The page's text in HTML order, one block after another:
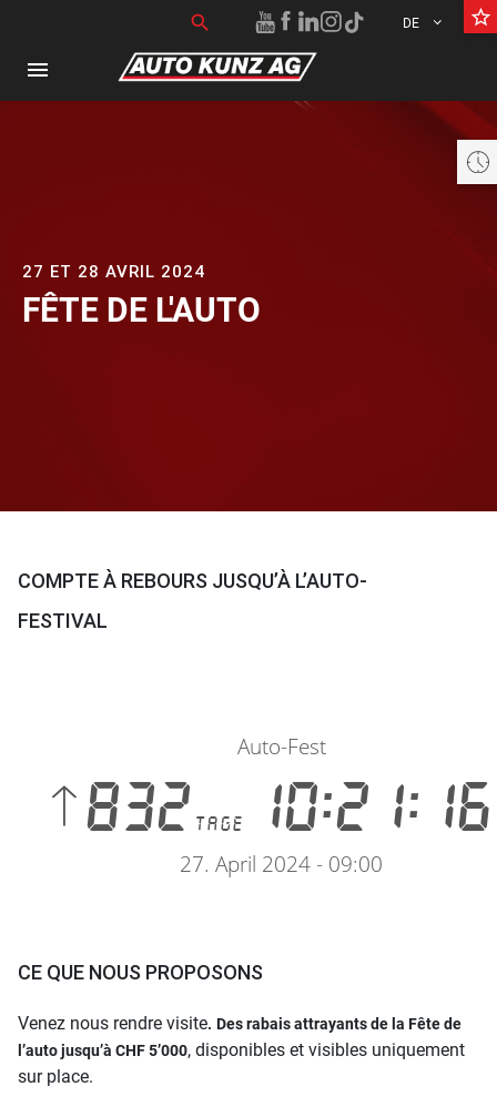
menu
Suchen nach:
search DE star_border
27 ET 28 AVRIL 2024
FÊTE DE L'AUTO
COMPTE À REBOURS JUSQU’À L’AUTO-
FESTIVAL
CE QUE NOUS PROPOSONS
Venez nous rendre visite. Des rabais attrayants de la Fête de
l’auto jusqu’à CHF 5’000, disponibles et visibles uniquement
sur place.